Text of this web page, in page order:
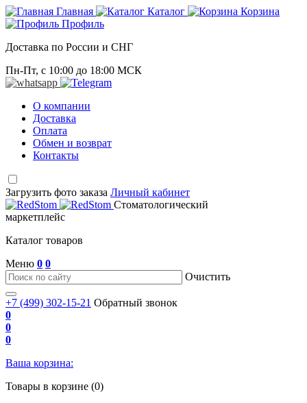
Главная Каталог
Корзина
Профиль
Доставка по России и СНГ
Пн-Пт, с 10:00 до 18:00 МСК
О компании
Доставка
Оплата
Обмен и возврат
Контакты
Загрузить фото заказа Личный кабинет
Стоматологический
маркетплейс
Каталог товаров
Меню 0 0
Очистить
+7 (499) 302-15-21 Обратный звонок
0
0
0
Ваша корзина:
Товары в корзине (0)